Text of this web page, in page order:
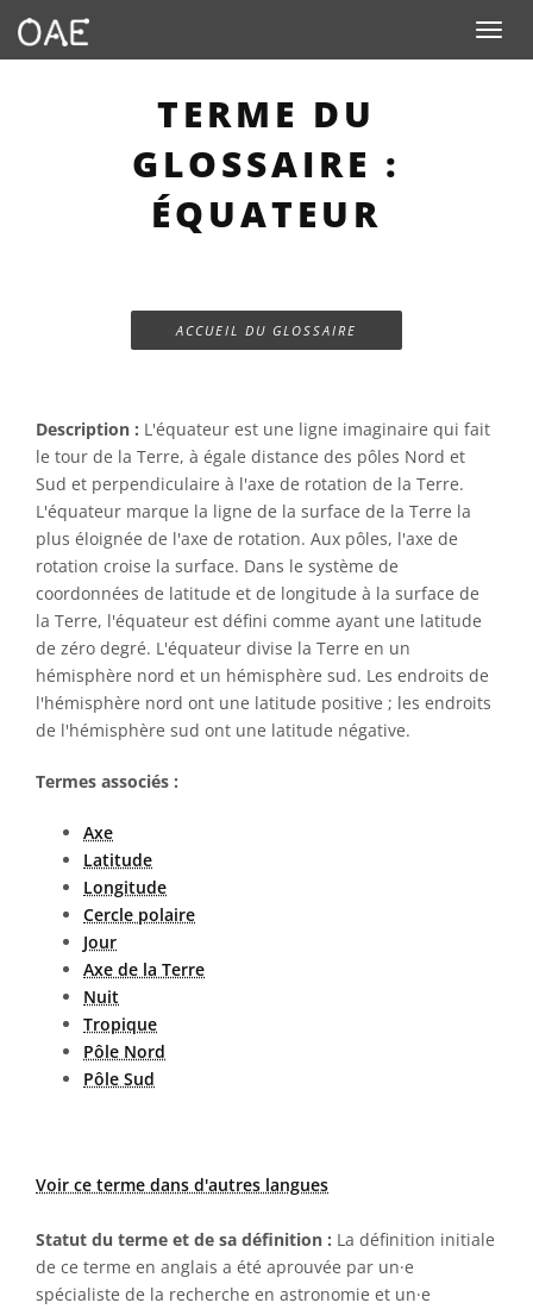
Toggle
TERME DU
GLOSSAIRE :
ÉQUATEUR
ACCUEIL DU GLOSSAIRE
Description : L'équateur est une ligne imaginaire qui fait
le tour de la Terre, à égale distance des pôles Nord et
Sud et perpendiculaire à l'axe de rotation de la Terre.
L'équateur marque la ligne de la surface de la Terre la
plus éloignée de l'axe de rotation. Aux pôles, l'axe de
rotation croise la surface. Dans le système de
coordonnées de latitude et de longitude à la surface de
la Terre, l'équateur est défini comme ayant une latitude
de zéro degré. L'équateur divise la Terre en un
hémisphère nord et un hémisphère sud. Les endroits de
l'hémisphère nord ont une latitude positive ; les endroits
de l'hémisphère sud ont une latitude négative.
Termes associés :
Axe
Latitude
Longitude
Cercle polaire
Jour
Axe de la Terre
Nuit
Tropique
Pôle Nord
Pôle Sud
Voir ce terme dans d'autres langues
Statut du terme et de sa définition : La définition initiale
de ce terme en anglais a été aprouvée par un·e
spécialiste de la recherche en astronomie et un·e